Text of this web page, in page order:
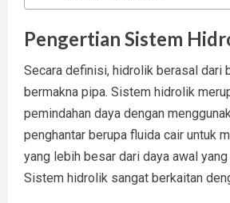
Pengertian Sistem
Secara definisi, hidrolik berasal dari
bermakna pipa. Sistem hidrolik
pemindahan daya dengan
penghantar berupa fluida cair untuk
yang lebih besar dari daya awal
Sistem hidrolik sangat berkaitan